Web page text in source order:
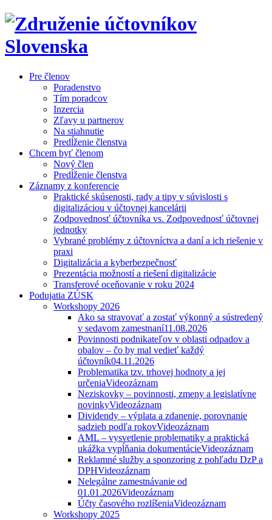
Pre členov
Poradenstvo
Tím poradcov
Inzercia
Zľavy u partnerov
Na stiahnutie
Predĺženie členstva
Chcem byť členom
Nový člen
Predĺženie členstva
Záznamy z konferencie
Praktické skúsenosti, rady a tipy v súvislosti s
digitalizáciou v účtovnej kancelárii
Zodpovednosť účtovníka vs. Zodpovednosť účtovnej
jednotky
Vybrané problémy z účtovníctva a daní a ich riešenie v
praxi
Digitalizácia a kyberbezpečnosť
Prezentácia možností a riešení digitalizácie
Transferové oceňovanie v roku 2024
Podujatia ZÚSK
Workshopy 2026
Ako sa stravovať a zostať výkonný a sústredený
v sedavom zamestnaní11.08.2026
Povinnosti podnikateľov v oblasti odpadov a
obalov – čo by mal vedieť každý
účtovník04.11.2026
Problematika tzv. trhovej hodnoty a jej
určeniaVideozáznam
Neziskovky – povinnosti, zmeny a legislatívne
novinkyVideozáznam
Dividendy – výplata a zdanenie, porovnanie
sadzieb podľa rokovVideozáznam
AML – vysvetlenie problematiky a praktická
ukážka vypĺňania dokumentácieVideozáznam
Reklamné služby a sponzoring z pohľadu DzP a
DPHVideozáznam
Nelegálne zamestnávanie od
01.01.2026Videozáznam
Účty časového rozlíšeniaVideozáznam
Workshopy 2025